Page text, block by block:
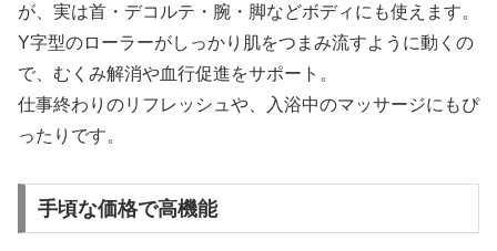
が、実は首・デコルテ・腕・脚などボディにも使えます。
Y字型のローラーがしっかり肌をつまみ流すように動くの
で、むくみ解消や血行促進をサポート。
仕事終わりのリフレッシュや、入浴中のマッサージにもぴ
ったりです。
手頃な価格で高機能